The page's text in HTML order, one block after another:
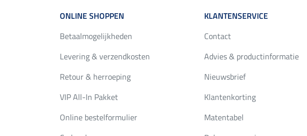
ONLINE SHOPPEN
Betaalmogelijkheden
Levering & verzendkosten
Retour & herroeping
VIP All-In Pakket
Online bestelformulier
KLANTENSERVICE
Contact
Advies & productinformatie
Nieuwsbrief
Klantenkorting
Matentabel